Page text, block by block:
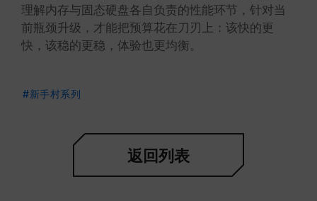
理解内存与固态硬盘各自负责的性能环节，针对当
前瓶颈升级，才能把预算花在刀刃上：该快的更
快，该稳的更稳，体验也更均衡。
#新手村系列
返回列表